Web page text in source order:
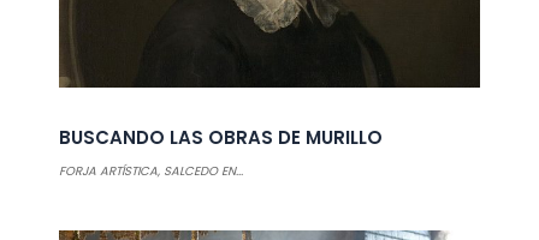
BUSCANDO LAS OBRAS DE MURILLO
FORJA ARTÍSTICA, SALCEDO EN...